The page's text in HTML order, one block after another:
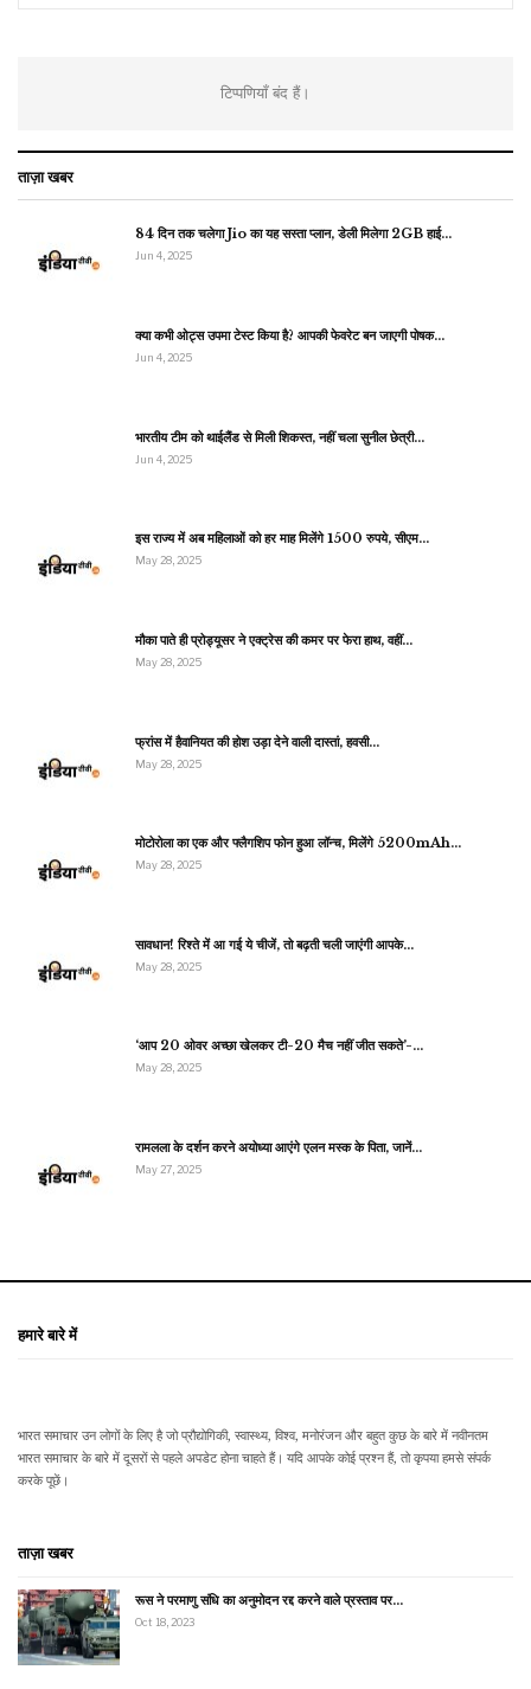
टिप्पणियाँ बंद हैं।
ताज़ा खबर
84 दिन तक चलेगा Jio का यह सस्ता प्लान, डेली मिलेगा 2GB हाई…
Jun 4, 2025
क्या कभी ओट्स उपमा टेस्ट किया है? आपकी फेवरेट बन जाएगी पोषक…
Jun 4, 2025
भारतीय टीम को थाईलैंड से मिली शिकस्त, नहीं चला सुनील छेत्री…
Jun 4, 2025
इस राज्य में अब महिलाओं को हर माह मिलेंगे 1500 रुपये, सीएम…
May 28, 2025
मौका पाते ही प्रोड्यूसर ने एक्ट्रेस की कमर पर फेरा हाथ, वहीं…
May 28, 2025
फ्रांस में हैवानियत की होश उड़ा देने वाली दास्तां, हवसी…
May 28, 2025
मोटोरोला का एक और फ्लैगशिप फोन हुआ लॉन्च, मिलेंगे 5200mAh…
May 28, 2025
सावधान! रिश्ते में आ गई ये चीजें, तो बढ़ती चली जाएंगी आपके…
May 28, 2025
‘आप 20 ओवर अच्छा खेलकर टी-20 मैच नहीं जीत सकते’-…
May 28, 2025
रामलला के दर्शन करने अयोध्या आएंगे एलन मस्क के पिता, जानें…
May 27, 2025
हमारे बारे में
भारत समाचार उन लोगों के लिए है जो प्रौद्योगिकी, स्वास्थ्य, विश्व, मनोरंजन और बहुत कुछ के बारे में नवीनतम
भारत समाचार के बारे में दूसरों से पहले अपडेट होना चाहते हैं। यदि आपके कोई प्रश्न हैं, तो कृपया हमसे संपर्क
करके पूछें।
ताज़ा खबर
रूस ने परमाणु संधि का अनुमोदन रद्द करने वाले प्रस्ताव पर…
Oct 18, 2023